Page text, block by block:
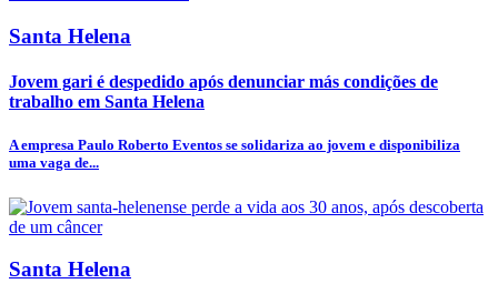
Santa Helena
Jovem gari é despedido após denunciar más condições de
trabalho em Santa Helena
A empresa Paulo Roberto Eventos se solidariza ao jovem e disponibiliza
uma vaga de...
Santa Helena